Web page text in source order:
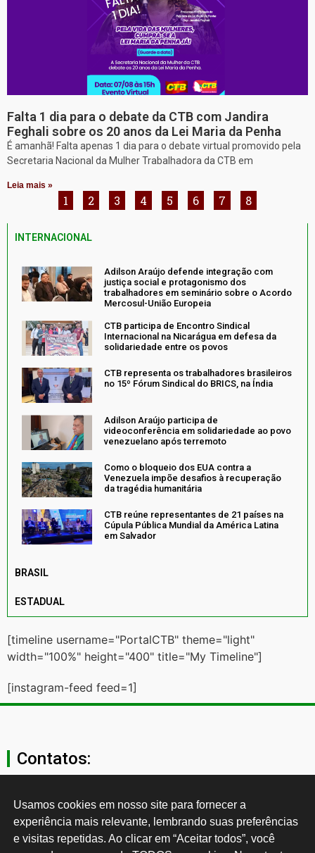
Falta 1 dia para o debate da CTB com Jandira
Feghali sobre os 20 anos da Lei Maria da Penha
É amanhã! Falta apenas 1 dia para o debate virtual promovido pela
Secretaria Nacional da Mulher Trabalhadora da CTB em
Leia mais »
1 2 3 4 5 6 7 8
INTERNACIONAL
Adilson Araújo defende integração com
justiça social e protagonismo dos
trabalhadores em seminário sobre o Acordo
Mercosul-União Europeia
CTB participa de Encontro Sindical
Internacional na Nicarágua em defesa da
solidariedade entre os povos
CTB representa os trabalhadores brasileiros
no 15º Fórum Sindical do BRICS, na Índia
Adilson Araújo participa de
videoconferência em solidariedade ao povo
venezuelano após terremoto
Como o bloqueio dos EUA contra a
Venezuela impõe desafios à recuperação
da tragédia humanitária
CTB reúne representantes de 21 países na
Cúpula Pública Mundial da América Latina
em Salvador
BRASIL
ESTADUAL
[timeline username="PortalCTB" theme="light"
width="100%" height="400" title="My Timeline"]
[instagram-feed feed=1]
Contatos:
secgeral@ctb.org.br
11 3874-0040
Usamos cookies em nosso site para fornecer a
experiência mais relevante, lembrando suas preferências
e visitas repetidas. Ao clicar em “Aceitar todos”, você